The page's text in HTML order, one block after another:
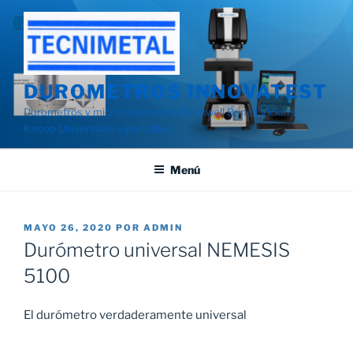
Saltar
contenido
DUROMETROS INNOVATEST
Durometros y microdurometros Rockwell Brinell Vickers
Knoop Universales y portatiles
Menú
PUBLICADO
EL
MAYO 26, 2020 POR ADMIN
Durómetro universal NEMESIS
5100
El durómetro verdaderamente universal